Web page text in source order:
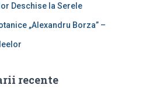
Deschise la Serele
„Alexandru Borza” –
recente